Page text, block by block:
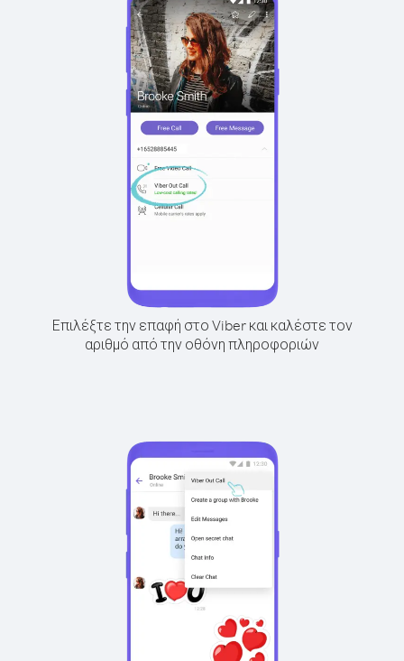
Επιλέξτε την επαφή στο Viber και καλέστε τον
αριθμό από την οθόνη πληροφοριών